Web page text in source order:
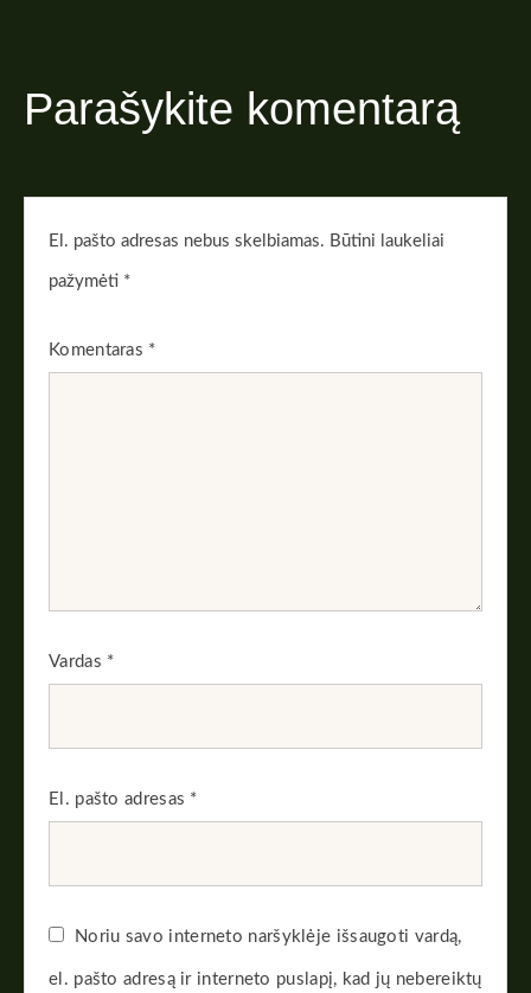
Parašykite komentarą
El. pašto adresas nebus skelbiamas. Būtini laukeliai
pažymėti *
Komentaras *
Vardas *
El. pašto adresas *
Noriu savo interneto naršyklėje išsaugoti vardą,
el. pašto adresą ir interneto puslapį, kad jų nebereiktų